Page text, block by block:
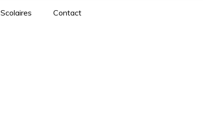
Scolaires Contact